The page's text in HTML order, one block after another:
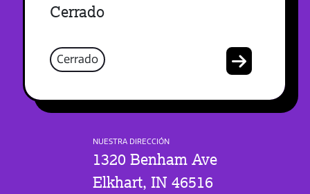
Cerrado
Cerrado
NUESTRA DIRECCIÓN
1320 Benham Ave
Elkhart, IN 46516